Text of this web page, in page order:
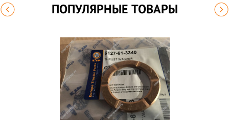
ПОПУЛЯРНЫЕ ТОВАРЫ